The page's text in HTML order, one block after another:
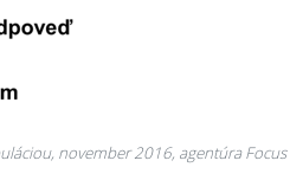
november 2016, agentúra Focus